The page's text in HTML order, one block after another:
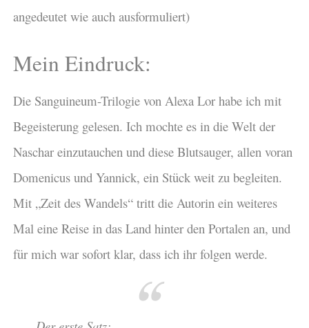
angedeutet wie auch ausformuliert)
Mein Eindruck:
Die Sanguineum-Trilogie von Alexa Lor habe ich mit
Begeisterung gelesen. Ich mochte es in die Welt der
Naschar einzutauchen und diese Blutsauger, allen voran
Domenicus und Yannick, ein Stück weit zu begleiten.
Mit „Zeit des Wandels“ tritt die Autorin ein weiteres
Mal eine Reise in das Land hinter den Portalen an, und
für mich war sofort klar, dass ich ihr folgen werde.